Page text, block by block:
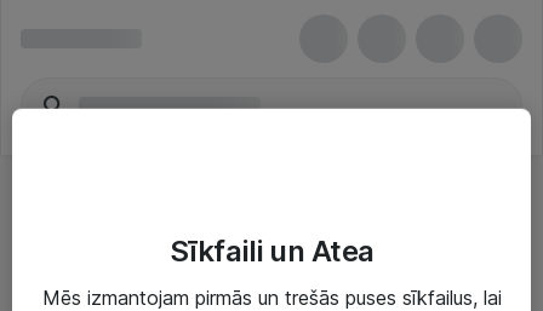
Sīkfaili un Atea
Mēs izmantojam pirmās un trešās puses sīkfailus, lai